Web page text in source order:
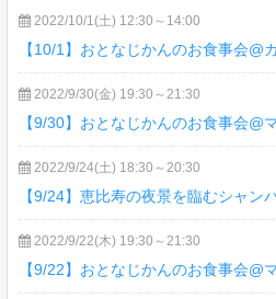
2022/10/1(土) 12:30～14:00
【10/1】おとなじかんのお食事会@
2022/9/30(金) 19:30～21:30
【9/30】おとなじかんのお食事会@
2022/9/24(土) 18:30～20:30
【9/24】恵比寿の夜景を臨むシャン
2022/9/22(木) 19:30～21:30
【9/22】おとなじかんのお食事会@